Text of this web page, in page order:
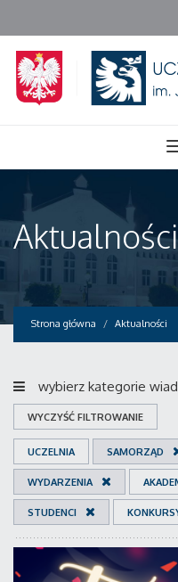
Aktualności
Strona główna Aktualności
wybierz kategorie
WYCZYŚĆ FILTROWANIE
UCZELNIA SAMORZĄD
WYDARZENIA
STUDENCI